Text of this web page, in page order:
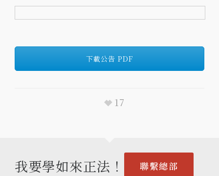
下載公告 PDF
17
我要學如來正法！ 聯繫總部